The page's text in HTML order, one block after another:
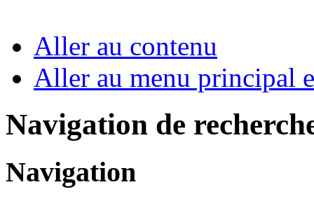
Aller au contenu
Aller au menu principal
Navigation de
Navigation